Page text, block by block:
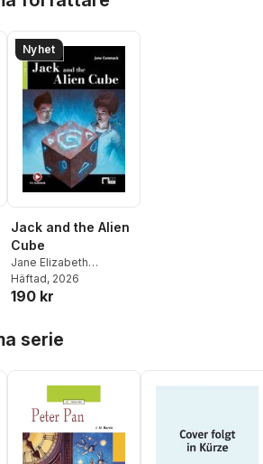
Nyhet
Jack and the Alien
Cube
Jane Elizabeth
Cammack
Häftad, 2026
190 kr
serie